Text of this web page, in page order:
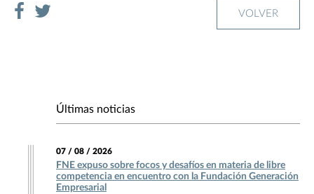
VOLVER
Últimas noticias
07 / 08 / 2026
FNE expuso sobre focos y desafíos en materia de libre
competencia en encuentro con la Fundación Generación
Empresarial